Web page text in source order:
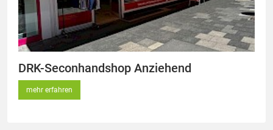
DRK-Seconhandshop Anziehend
mehr erfahren